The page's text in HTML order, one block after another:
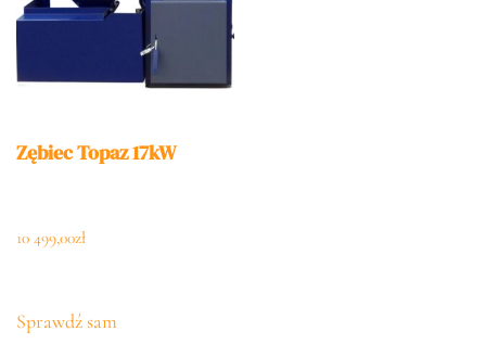
Zębiec Topaz 17kW
10 499,00zł
Sprawdź sam